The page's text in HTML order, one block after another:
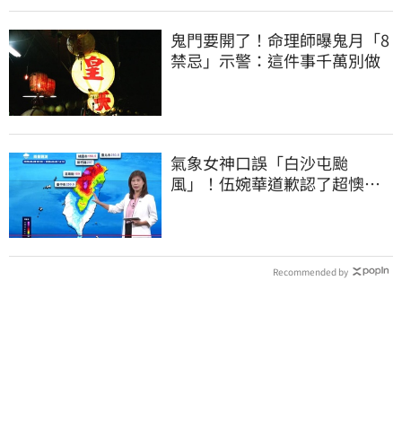
鬼門要開了！命理師曝鬼月「8
禁忌」示警：這件事千萬別做
氣象女神口誤「白沙屯颱
風」！伍婉華道歉認了超懊
Recommended by